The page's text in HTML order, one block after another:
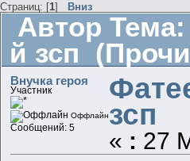
Страниц: [1] Вниз
Автор
й зсп
Внучка героя
Участник
Оффлайн
Сообщений: 5 зсп
« : 27